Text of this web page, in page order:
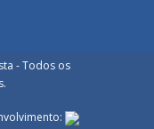
- Todos os